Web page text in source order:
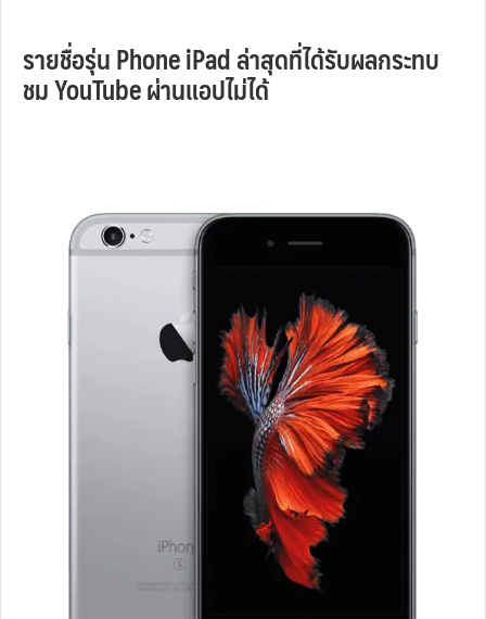
รายชื่อรุ่น Phone iPad ล่าสุดที่ได้รับผลกระทบ
ชม YouTube ผ่านแอปไม่ได้